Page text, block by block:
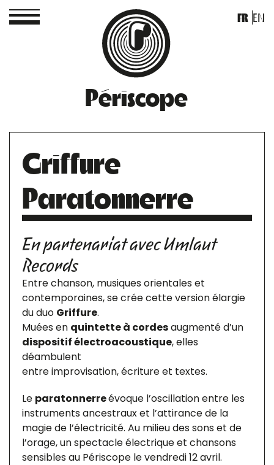
Périscope
FR EN
Griffure
Paratonnerre
En partenariat avec Umlaut
Records
Entre chanson, musiques orientales et
contemporaines, se crée cette version élargie
du duo Griffure.
Muées en quintette à cordesaugmenté d’un
dispositif électroacoustique, elles
déambulent
entre improvisation, écriture et textes.
Le paratonnerreévoque l’oscillation entre les
instruments ancestraux et l’attirance de la
magie de l’électricité. Au milieu des sons et de
l’orage, un spectacle électrique et chansons
sensibles au Périscope le vendredi 12 avril.